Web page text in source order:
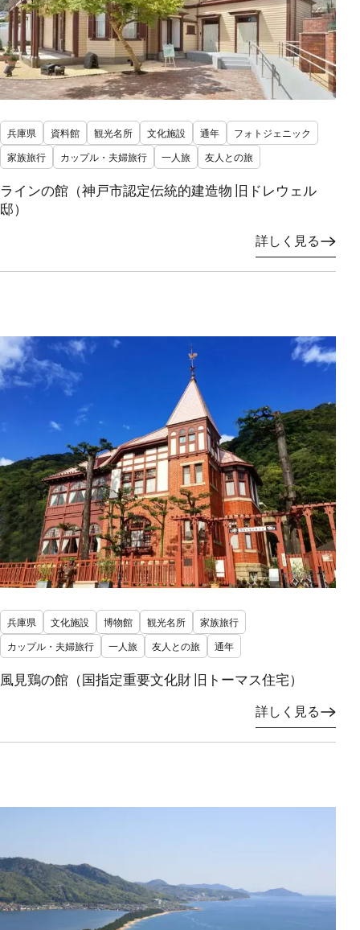
兵庫県 資料館 観光名所 文化施設 通年
フォトジェニック
家族旅行
カップル・夫婦旅行 一人旅 友人との旅
ラインの館（神戸市認定伝統的建造物 旧ドレウェル
邸）
詳しく見る
兵庫県 文化施設 博物館 観光名所
家族旅行
カップル・夫婦旅行
一人旅 友人との旅 通年
風見鶏の館（国指定重要文化財 旧トーマス住宅）
詳しく見る